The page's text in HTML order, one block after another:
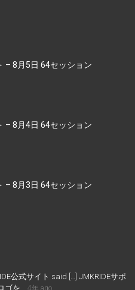
– 8月5日 64セッション
– 8月4日 64セッション
– 8月3日 64セッション
公式サイト said […] JMKRIDEサポ
を...
4年 ago